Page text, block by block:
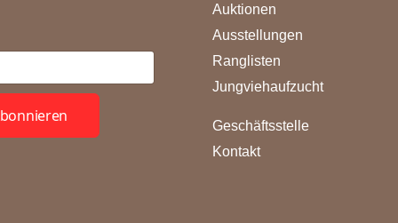
Auktionen
Ausstellungen
Ranglisten
Jungviehaufzucht
Geschäftsstelle
Kontakt